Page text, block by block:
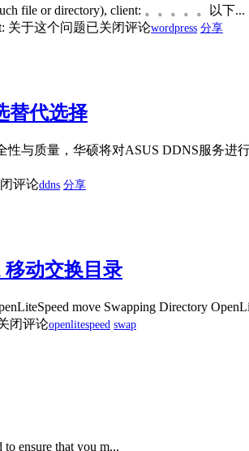
file or directory), client: 。。。。。以下...
关于这个问题已关闭评论wordpress 分享
替代选择
与质量，华硕将对ASUS DDNS服务
评论ddns 分享
移动交换目录
move Swapping Directory
闭评论openlitespeed swap
ensure that you m...